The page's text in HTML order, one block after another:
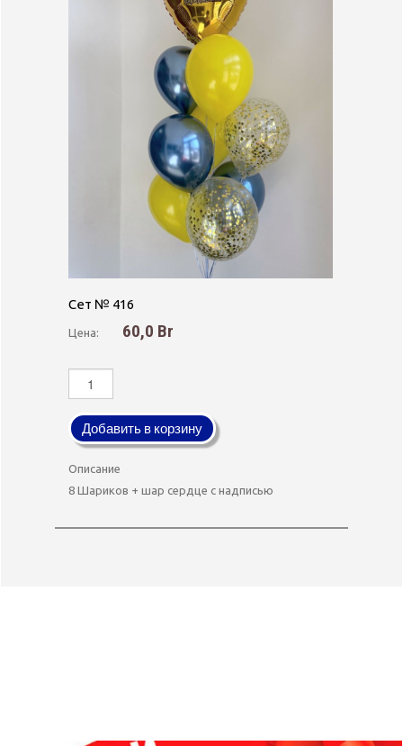
Сет № 416
Цена: 60,0 Br
Добавить в корзину
Описание
8 Шариков + шар сердце с надписью